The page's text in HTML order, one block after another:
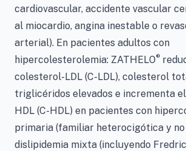
cardiovascular, accidente vascular
al miocardio, angina inestable o
arterial). En pacientes adultos con
hipercolesterolemia: ZATHELO®
colesterol-LDL (C-LDL), colesterol
triglicéridos elevados e incrementa
HDL (C-HDL) en pacientes con
primaria (familiar heterocigótica y
dislipidemia mixta (incluyendo